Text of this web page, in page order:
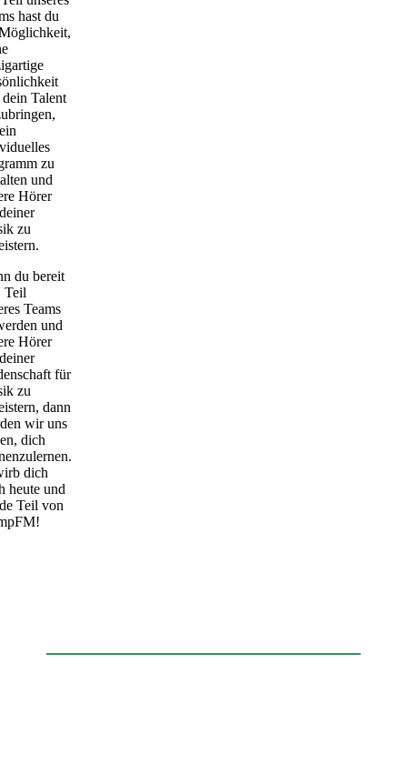
hast du
Talent
zu
und
Hörer
zu
du bereit
Teil
Teams
und
Hörer
für
zu
dann
wir uns
dich
dich
heute und
Teil von